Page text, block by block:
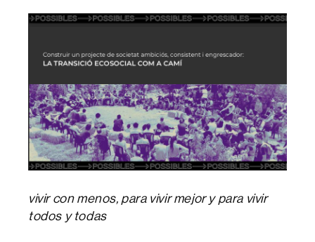
vivir con menos, para vivir mejor y para vivir
todos y todas